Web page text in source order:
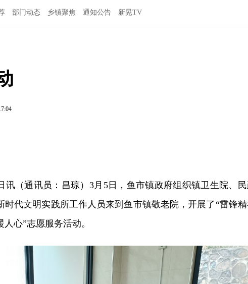
部门动态 乡镇聚焦 通知公告 新晃TV
讯（通讯员：昌琼）3月5日，鱼市镇政府组织镇卫生院、
时代文明实践所工作人员来到鱼市镇敬老院，开展了“雷锋
心”志愿服务活动。